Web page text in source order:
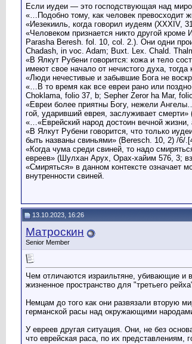
Если иудеи — это господствующая над
«…Подобно тому, как человек превосходит
«Иезекииль, когда говорил иудеям
«Человеком признается никто другой
Parasha Beresh. fol. 10, col. 2.). Они одни
Chadash, in voc. Adam; Buxt. Lex. Chald.
«В Ялкут Рубени говорится: кожа и тело
имеют свое начало от нечистого духа,
«Люди нечестивые и забывшие Бога не
«…В то время как все евреи рано или
Choklama, folio 37, b; Sepher Zeror ha Mar,
«Евреи более приятны Богу, нежели
гой, ударивший еврея, заслуживает
«…«Еврейский народ достоин вечной
«В Ялкут Рубени говорится, что только
быть названы свиньями» (Beresch. 10, 2) /6/
«Когда чума среди свиней, то надо
евреев» (Шулхан Арух, Орах-хайим 576, 3;
«Смиряться» в данном контексте означает
внутренности свиней.
13.10.2023, 16:26
Матроскин
Senior Member
Чем отличаются израильтяне, убивающие и
жизненное пространство для "третьего
Немцам до того как они развязали вторую
германской расы над окружающими
У евреев другая ситуация. Они, не без
что еврейская раса, по их представлениям,